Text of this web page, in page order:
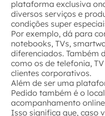
plataforma exclusiva
diversos serviços e
condições super
Por exemplo, dá para
notebooks, TVs,
diferenciados. Também
como os de telefonia,
clientes corporativos.
Além de ser uma
Pedido também é o
acompanhamento
Isso significa que, caso